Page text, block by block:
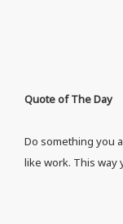
Quote of The Day
Do something you
like work. This way